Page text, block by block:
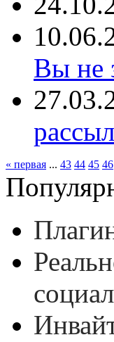
Вы не
« первая ... 43 44 45 46